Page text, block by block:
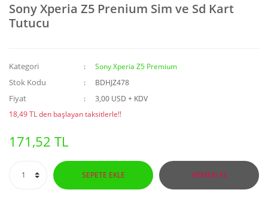
Sony Xperia Z5 Prenium Sim ve Sd Kart
Tutucu
Kategori Sony Xperia Z5 Premium
Stok Kodu BDHJZ478
Fiyat
3,00 USD + KDV
18,49 TL den başlayan taksitlerle!!
171,52 TL
SEPETE EKLE HEMEN AL